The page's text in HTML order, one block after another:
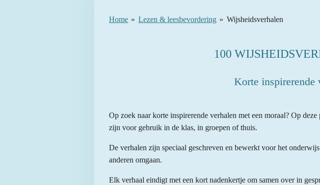
Home » Lezen & leesbevordering » Wijsheidsverhalen
100
Korte inspirerende
Op zoek naar korte inspirerende verhalen met een moraal? Op
zijn voor gebruik in de klas, in groepen of thuis.
De verhalen zijn speciaal geschreven en bewerkt voor het
anderen omgaan.
Elk verhaal eindigt met een kort nadenkertje om samen over in